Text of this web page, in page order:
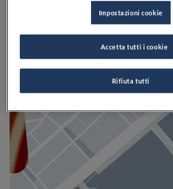
Impostazioni cookie
Rifiuta tutti
Accetta tutti i cookie